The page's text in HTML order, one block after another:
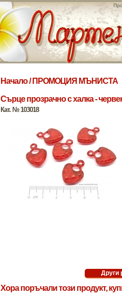
Начало/ ПРОМОЦИЯ МЪНИСТА
Сърце прозрачно с халка -
Кат. № 103018
Хора поръчали този продукт,